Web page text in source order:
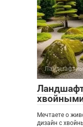
Мечтаете о
дизайн с